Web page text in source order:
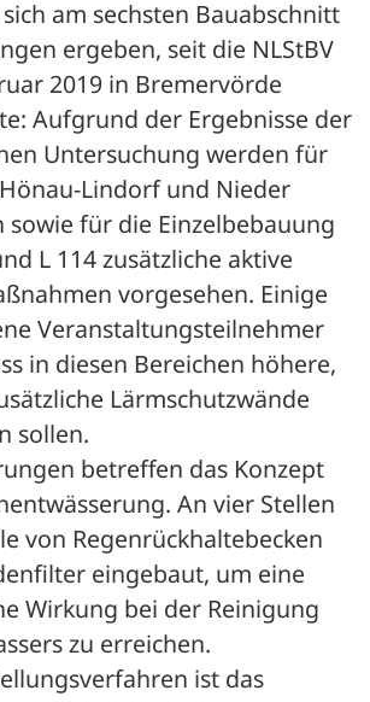
am sechsten Bauabschnitt
ergeben, seit die NLStBV
2019 in Bremervörde
Aufgrund der Ergebnisse der
Untersuchung werden für
Lindorf und Nieder
sowie für die Einzelbebauung
L 114 zusätzliche aktive
vorgesehen. Einige
Veranstaltungsteilnehmer
in diesen Bereichen höhere,
Lärmschutzwände
sollen.
betreffen das Konzept
An vier Stellen
von Regenrückhaltebecken
eingebaut, um eine
Wirkung bei der Reinigung
zu erreichen.
ist das